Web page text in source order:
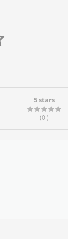
5 stars
(0 )